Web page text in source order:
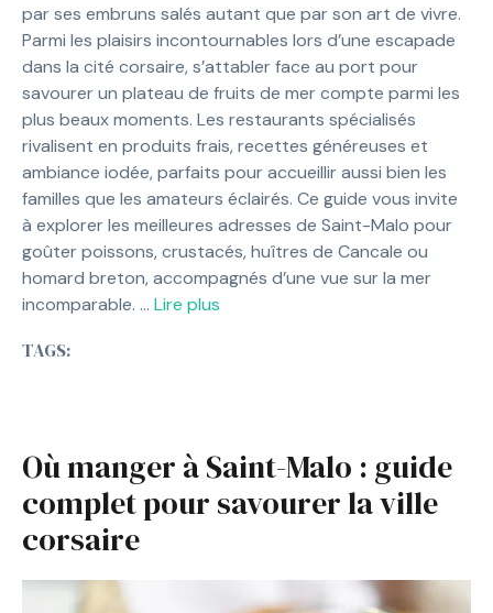
par ses embruns salés autant que par son art de vivre.
Parmi les plaisirs incontournables lors d’une escapade
dans la cité corsaire, s’attabler face au port pour
savourer un plateau de fruits de mer compte parmi les
plus beaux moments. Les restaurants spécialisés
rivalisent en produits frais, recettes généreuses et
ambiance iodée, parfaits pour accueillir aussi bien les
familles que les amateurs éclairés. Ce guide vous invite
à explorer les meilleures adresses de Saint-Malo pour
goûter poissons, crustacés, huîtres de Cancale ou
homard breton, accompagnés d’une vue sur la mer
incomparable. … Lire plus
TAGS:
Où manger à Saint-Malo : guide
complet pour savourer la ville
corsaire